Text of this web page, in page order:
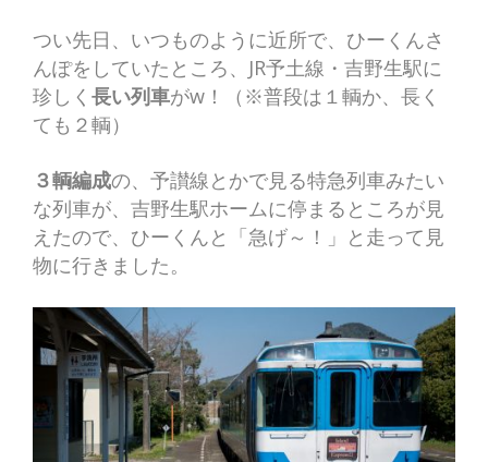
つい先日、いつものように近所で、ひーくんさ
んぽをしていたところ、JR予土線・吉野生駅に
珍しく 長い列車がw！（※普段は１輌か、長く
ても２輌）
３輌編成の、予讃線とかで見る特急列車みたい
な列車が、吉野生駅ホームに停まるところが見
えたので、ひーくんと「急げ～！」と走って見
物に行きました。